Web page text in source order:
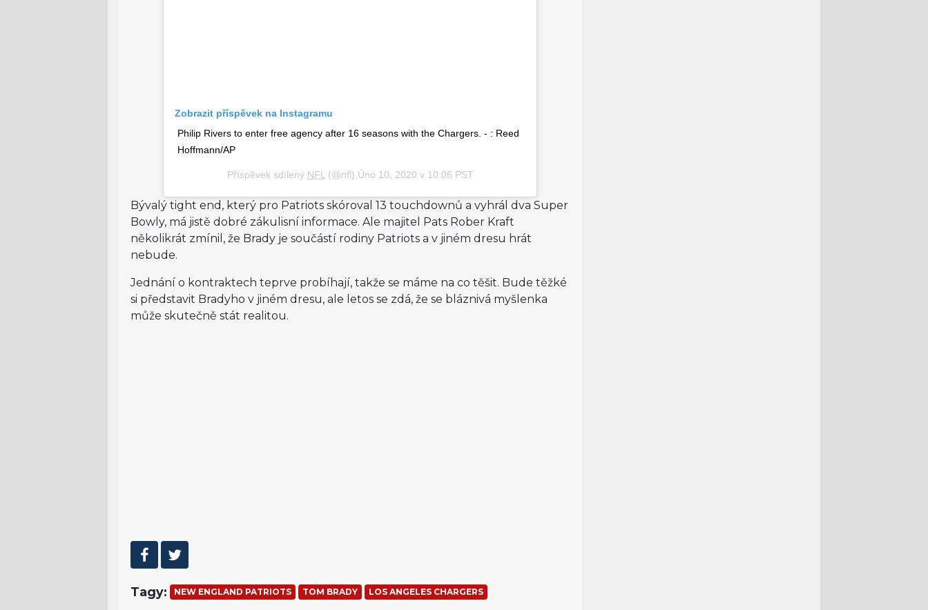
Zobrazit příspěvek na Instagramu
Philip Rivers to enter free agency after 16 seasons with the Chargers. - : Reed
Hoffmann/AP
Příspěvek sdílený NFL (@nfl),Úno 10, 2020 v 10:06 PST
Bývalý tight end, který pro Patriots skóroval 13 touchdownů a vyhrál dva Super
Bowly, má jistě dobré zákulisní informace. Ale majitel Pats Rober Kraft
několikrát zmínil, že Brady je součástí rodiny Patriots a v jiném dresu hrát
nebude.
Jednání o kontraktech teprve probíhají, takže se máme na co těšit. Bude těžké
si představit Bradyho v jiném dresu, ale letos se zdá, že se bláznivá myšlenka
může skutečně stát realitou.
Tagy: NEW ENGLAND PATRIOTS TOM BRADY LOS ANGELES CHARGERS